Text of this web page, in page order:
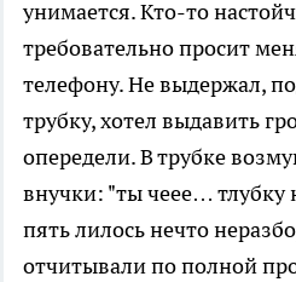
унимается. Кто-то
требовательно просит
телефону. Не выдержал,
трубку, хотел выдавить
опередели. В трубке
внучки: "ты чеее… тлубку
пять лилось нечто
отчитывали по полной